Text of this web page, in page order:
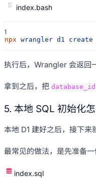
index.bash
1
npx wrangler d1
执行后，Wrangler 会返回
拿到之后，把 database_id
5. 本地 SQL 初始化
本地 D1 建好之后，接下来
最常见的做法，是先准备一
index.sql